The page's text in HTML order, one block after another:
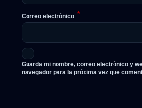
Correo electrónico *
Guarda mi nombre, correo electrónico y
navegador para la próxima vez que